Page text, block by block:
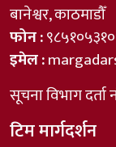
बानेश्वर, काठमाडौँ
फोन :
इमेल :
सूचना विभाग
टिम मार्गदर्शन